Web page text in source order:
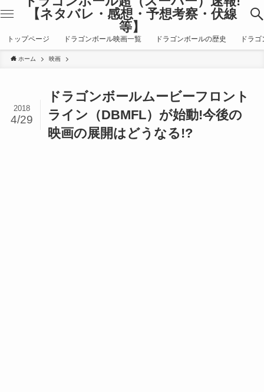
【ネタバレ・感想・予想考察・伏線
等】
トップページ ドラゴンボール映画一覧 ドラゴンボールの歴史 ドラ
ホーム 映画
ドラゴンボールムービーフロント
ライン（DBMFL）が始動!今後の
映画の展開はどうなる!?
2018
4/29